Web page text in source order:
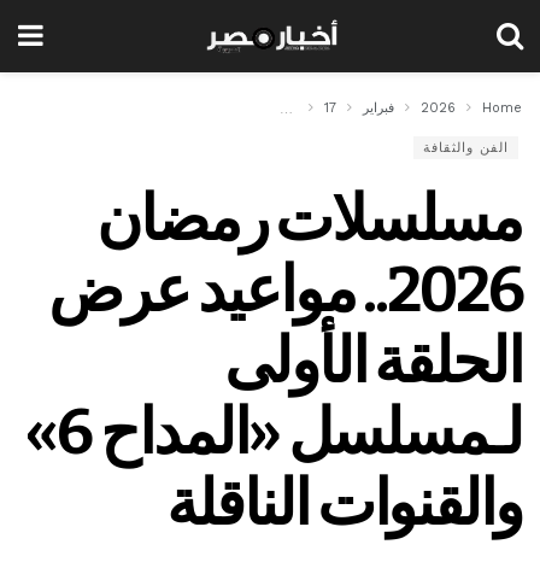
Home
2026 فبراير 17
الفن والثقافة
مسلسلات رمضان
2026.. مواعيد عرض
الحلقة الأولى
لـمسلسل «المداح 6»
والقنوات الناقلة